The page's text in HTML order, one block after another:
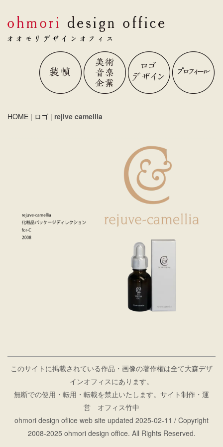
HOME | ロゴ | rejive camellia
このサイトに掲載されている作品・画像の著作権は全て大森デザ
インオフィスにあります。
無断での使用・転用・転載を禁止いたします。サイト制作・運
営 オフィス竹中
ohmori design ofiice web site updated 2025-02-11 / Copyright
2008-2025 ohmori design office. All Rights Reserved.